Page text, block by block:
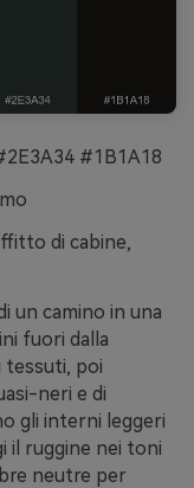
#1B1A18
di cabine,
un camino in una
fuori dalla
tessuti, poi
neri e di
gli interni leggeri
il ruggine nei toni
neutre per